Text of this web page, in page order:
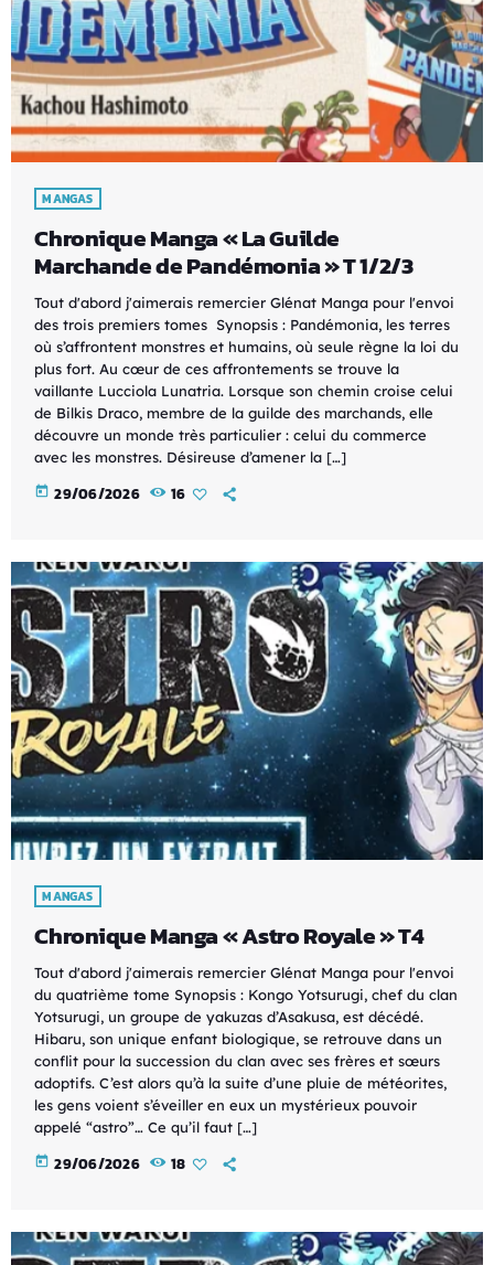
MANGAS
Chronique Manga « La Guilde
Marchande de Pandémonia » T 1/2/3
Tout d'abord j'aimerais remercier Glénat Manga pour l'envoi
des trois premiers tomes Synopsis : Pandémonia, les terres
où s’affrontent monstres et humains, où seule règne la loi du
plus fort. Au cœur de ces affrontements se trouve la
vaillante Lucciola Lunatria. Lorsque son chemin croise celui
de Bilkis Draco, membre de la guilde des marchands, elle
découvre un monde très particulier : celui du commerce
avec les monstres. Désireuse d’amener la […]
today 29/06/2026 16
MANGAS
Chronique Manga « Astro Royale » T4
Tout d'abord j'aimerais remercier Glénat Manga pour l'envoi
du quatrième tome Synopsis : Kongo Yotsurugi, chef du clan
Yotsurugi, un groupe de yakuzas d’Asakusa, est décédé.
Hibaru, son unique enfant biologique, se retrouve dans un
conflit pour la succession du clan avec ses frères et sœurs
adoptifs. C’est alors qu’à la suite d’une pluie de météorites,
les gens voient s’éveiller en eux un mystérieux pouvoir
appelé “astro”… Ce qu’il faut […]
today 29/06/2026 18